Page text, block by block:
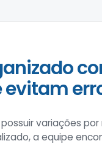
variações
a equipe